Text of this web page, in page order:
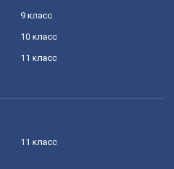
9 класс
10 класс
11 класс
11 класс